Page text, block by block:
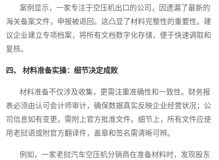
案例显示，一家专注于空压机出口的公司，因遗漏了最新的
海关备案文件，申报被退回。这凸显了材料完整性的重要性。建
议企业建立专项档案，将所有文档数字化存储，便于快速调取和
复核。
四、 材料准备实操：细节决定成败
材料准备不仅涉及收集，更需注重准确性和一致性。财务报
表必须由认可会计师审计，确保数据真实反映企业经营状况；公
司信息如有变更，需附上官方批准文件。细节上，所有文件应使
用老挝语或附官方翻译件，盖章和签名需清晰可辨。
例如，一家老挝汽车空压机分销商在准备材料时，发现股东